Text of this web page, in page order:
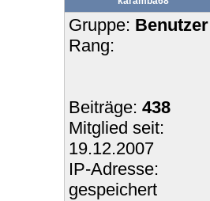
Gruppe: Benutzer
Rang:
Beiträge: 438
Mitglied seit:
19.12.2007
IP-Adresse:
gespeichert